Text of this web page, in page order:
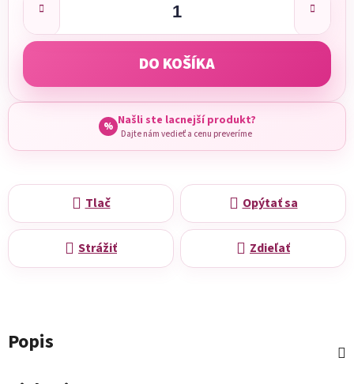
DO KOŠÍKA
% Našli ste lacnejší produkt?
Dajte nám vedieť a cenu preveríme
Tlač Opýtať sa
Strážiť Zdieľať
Popis